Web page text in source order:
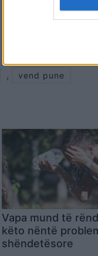
, vend pune
Vapa mund të
këto nëntë
shëndetësore